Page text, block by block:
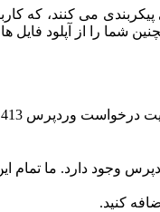
می کنند، که
شما را از آپلود
وردپرس 413 بیندازیم.
وجود دارد. ما تمام